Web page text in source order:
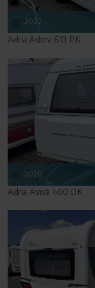
2022
Adria Adora 613 PK
2020
Adria Aviva 400 DK